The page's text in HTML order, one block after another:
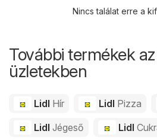
Nincs találat erre a
További termékek
üzletekben
Lidl Hír Lidl Pizza
Lidl Jégeső Lidl